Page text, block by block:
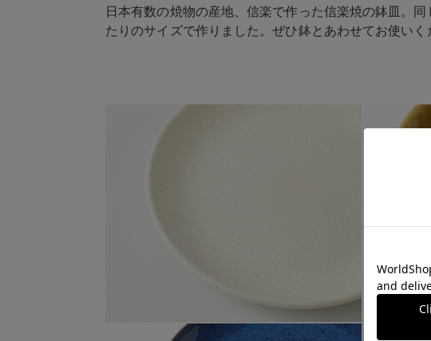
日本有数の焼物の産地、信楽で作った信楽焼の鉢皿。
たりのサイズで作りました。ぜひ鉢とあわせてお使いく